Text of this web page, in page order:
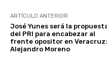
ARTÍCULO ANTERIOR
José Yunes será la
del PRI para encabezar al
frente opositor en Veracruz:
Alejandro Moreno